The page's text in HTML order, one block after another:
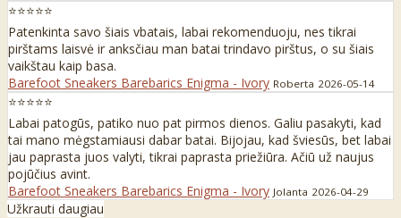
⭐⭐⭐⭐⭐
Patenkinta savo šiais vbatais, labai rekomenduoju, nes tikrai
pirštams laisvė ir anksčiau man batai trindavo pirštus, o su šiais
vaikštau kaip basa.
Barefoot Sneakers Barebarics Enigma - Ivory Roberta 2026-05-14
⭐⭐⭐⭐⭐
Labai patogūs, patiko nuo pat pirmos dienos. Galiu pasakyti, kad
tai mano mėgstamiausi dabar batai. Bijojau, kad šviesūs, bet labai
jau paprasta juos valyti, tikrai paprasta priežiūra. Ačiū už naujus
pojūčius avint.
Barefoot Sneakers Barebarics Enigma - Ivory Jolanta 2026-04-29
Užkrauti daugiau